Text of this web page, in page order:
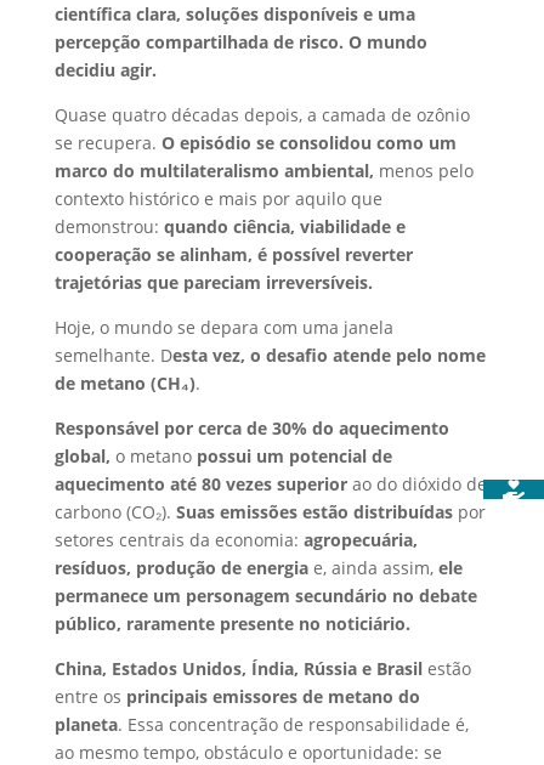
científica clara, soluções disponíveis e uma
percepção compartilhada de risco. O mundo
decidiu agir.
Quase quatro décadas depois, a camada de ozônio
se recupera. O episódio se consolidou como um
marco do multilateralismo ambiental, menos pelo
contexto histórico e mais por aquilo que
demonstrou: quando ciência, viabilidade e
cooperação se alinham, é possível reverter
trajetórias que pareciam irreversíveis.
Hoje, o mundo se depara com uma janela
semelhante. Desta vez, o desafio atende pelo nome
de metano (CH₄).
Responsável por cerca de 30% do aquecimento
global, o metano possui um potencial de
aquecimento até 80 vezes superior ao do dióxido de
carbono (CO₂). Suas emissões estão distribuídaspor
setores centrais da economia: agropecuária,
resíduos, produção de energiae, ainda assim, ele
permanece um personagem secundário no debate
público, raramente presente no noticiário.
China, Estados Unidos, Índia, Rússia e Brasilestão
entre os principais emissores de metano do
planeta. Essa concentração de responsabilidade é,
ao mesmo tempo, obstáculo e oportunidade: se